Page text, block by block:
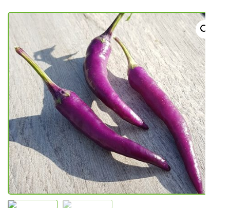
SADNICE
UKRASNO BILJE I TRAJNICE
GRMOVI/DRVEĆE
HIT SEZONE*** VRTNI SLJEZOVI
UKRASNE TRAVE
HORTENZIJE
LJEKOVITO I ZAČINSKO
VOĆE / BOBIČASTO VOĆE
Sjeme
Sjeme povrća
Rajčice